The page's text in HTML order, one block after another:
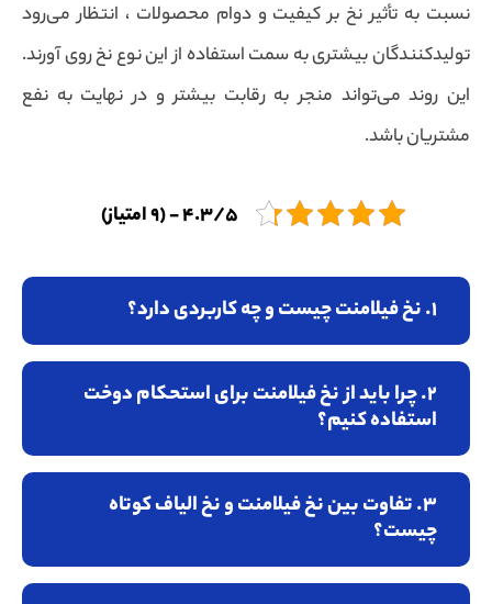
نسبت به تأثیر نخ بر کیفیت و دوام محصولات ، انتظار می‌رود
تولیدکنندگان بیشتری به سمت استفاده از این نوع نخ روی آورند.
این روند می‌تواند منجر به رقابت بیشتر و در نهایت به نفع
مشتریان باشد.
4.3/5 - (9 امتیاز)
1. نخ فیلامنت چیست و چه کاربردی دارد؟
2. چرا باید از نخ فیلامنت برای استحکام دوخت
استفاده کنیم؟
3. تفاوت بین نخ فیلامنت و نخ الیاف کوتاه
چیست؟